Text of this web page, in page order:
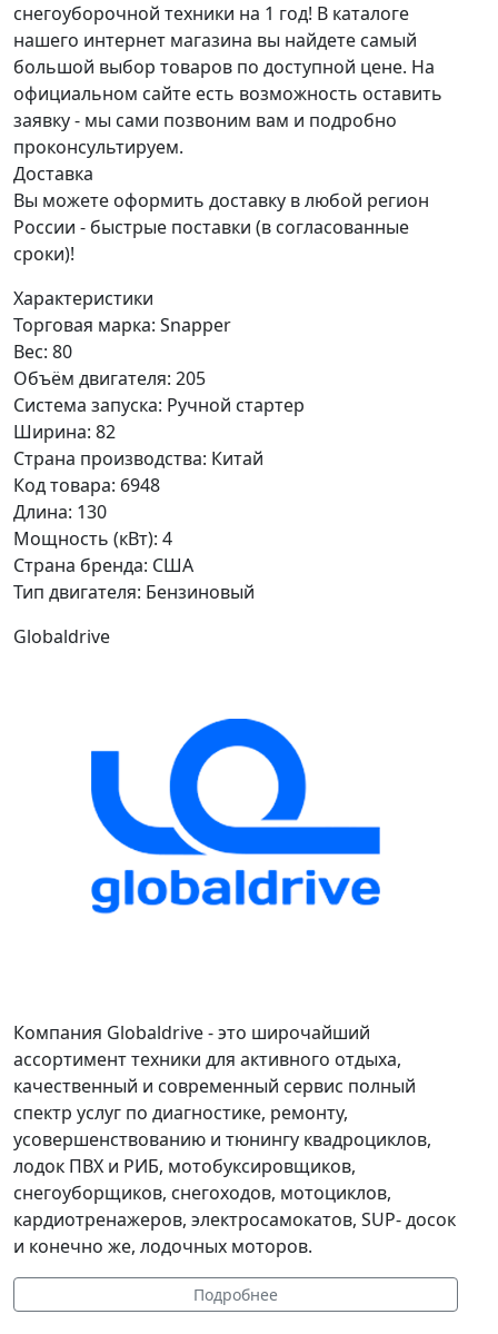
снегоуборочной техники на 1 год! В каталоге
нашего интернет магазина вы найдете самый
большой выбор товаров по доступной цене. На
официальном сайте есть возможность оставить
заявку - мы сами позвоним вам и подробно
проконсультируем.
Доставка
Вы можете оформить доставку в любой регион
России - быстрые поставки (в согласованные
сроки)!
Характеристики
Торговая марка: Snapper
Вес: 80
Объём двигателя: 205
Система запуска: Ручной стартер
Ширина: 82
Страна производства: Китай
Код товара: 6948
Длина: 130
Мощность (кВт): 4
Страна бренда: США
Тип двигателя: Бензиновый
Globaldrive
Компания Globaldrive - это широчайший
ассортимент техники для активного отдыха,
качественный и современный сервис полный
спектр услуг по диагностике, ремонту,
усовершенствованию и тюнингу квадроциклов,
лодок ПВХ и РИБ, мотобуксировщиков,
снегоуборщиков, снегоходов, мотоциклов,
кардиотренажеров, электросамокатов, SUP- досок
и конечно же, лодочных моторов.
Подробнее